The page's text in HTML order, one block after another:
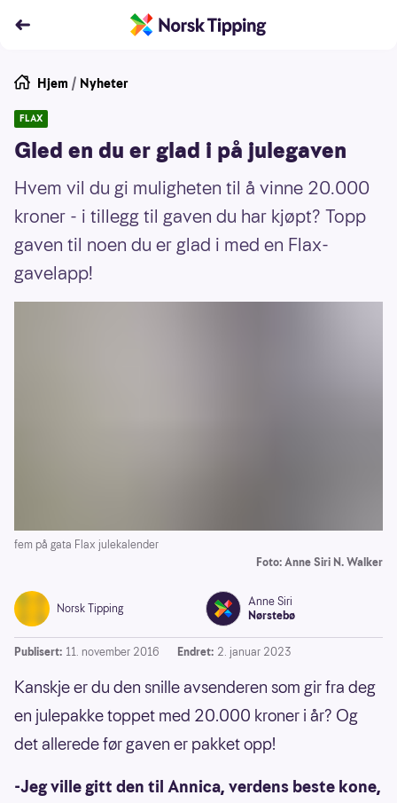
Hjem / Nyheter
FLAX
Gled en du er glad i på julegaven
Hvem vil du gi muligheten til å vinne 20.000
kroner - i tillegg til gaven du har kjøpt? Topp
gaven til noen du er glad i med en Flax-
gavelapp!
fem på gata Flax julekalender
Foto: Anne Siri N. Walker
Norsk Tipping
Anne Siri
Nørstebø
Publisert: 11. november 2016 Endret: 2. januar 2023
Kanskje er du den snille avsenderen som gir fra deg
en julepakke toppet med 20.000 kroner i år? Og
det allerede før gaven er pakket opp!
-Jeg ville gitt den til Annica, verdens beste kone,